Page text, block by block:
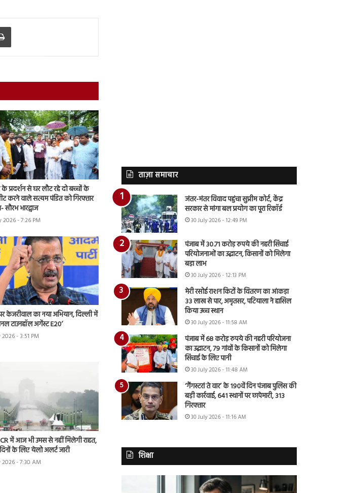
Print
प्रदर्शन से घर लौट रहे दो बच्चों के
करने वाले सत्यम पंडित को गिरफ्तार
भारद्वाज
2026 - 7:26 PM
केजरीवाल का नया अभियान, दिल्ली में
टाउनहॉल अगेंस्ट E20’
- 3:51 PM
में आज भी उमस से नहीं मिलेगी राहत,
के लिए येलो अलर्ट जारी
2026 - 7:30 AM
ताज़ा समाचार
जंतर-मंतर विवाद पहुंचा सुप्रीम कोर्ट, केंद्र
सरकार से मांगा बल प्रयोग का पूरा रिकॉर्ड
30 July 2026 - 12:49 PM
पंजाब में 30.71 करोड़ रुपये की नहरी सिंचाई
परियोजनाओं का उद्घाटन, किसानों को मिलेगा
बड़ा लाभ
30 July 2026 - 12:13 PM
मेरी रसोई राशन किटों के वितरण का आंकड़ा
33 लाख से पार, अमृतसर, पटियाला ने हासिल
किया उच्च स्थान
30 July 2026 - 11:58 AM
पंजाब में 68 करोड़ रुपये की नहरी परियोजना
का उद्घाटन, 79 गांवों के किसानों को मिलेगा
सिंचाई के लिए पानी
30 July 2026 - 11:48 AM
‘गैंगस्टरां ते वार’ के 190वें दिन पंजाब पुलिस की
बड़ी कार्रवाई, 641 स्थानों पर छापेमारी, 313
गिरफ्तार
30 July 2026 - 11:16 AM
शिक्षा